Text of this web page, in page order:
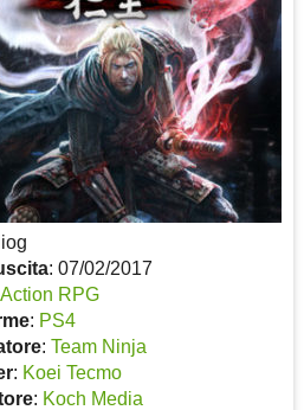
: 07/02/2017
Action RPG
: PS4
: Team Ninja
: Koei Tecmo
: Koch Media